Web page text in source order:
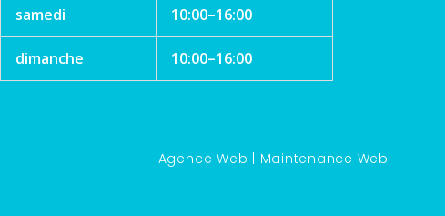
samedi 10:00–16:00
dimanche 10:00–16:00
Agence Web Maintenance Web